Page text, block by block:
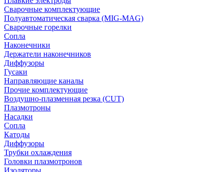
Сварочные комплектующие
Полуавтоматическая сварка (MIG-MAG)
Сварочные горелки
Сопла
Наконечники
Держатели наконечников
Диффузоры
Гусаки
Направляющие каналы
Прочие комплектующие
Воздушно-плазменная резка (CUT)
Плазмотроны
Насадки
Сопла
Катоды
Диффузоры
Трубки охлаждения
Головки плазмотронов
Изоляторы